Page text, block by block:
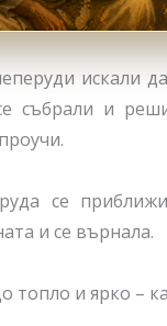
искали
събрали и
се
и се върнала.
топло и ярко –